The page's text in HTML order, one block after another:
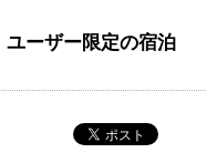
ーザー限定の宿泊